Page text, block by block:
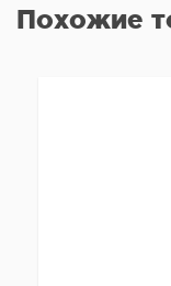
Похожие